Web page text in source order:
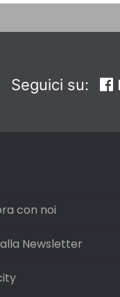
Seguici su:
con noi
Newsletter